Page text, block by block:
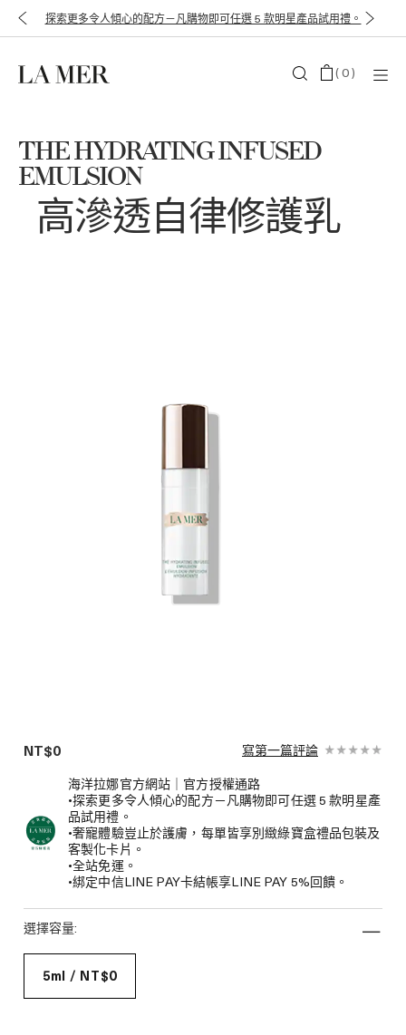
探索更多令人傾心的配方－凡購物即可任選 5 款明星產品試用禮。
(0)
THE HYDRATING INFUSED
EMULSION
高滲透自律修護乳
NT$0
寫第一篇評論
海洋拉娜官方網站｜官方授權通路
•探索更多令人傾心的配方－凡購物即可任選 5 款明星產
品試用禮。
•奢寵體驗豈止於護膚，每單皆享別緻綠寶盒禮品包裝及
客製化卡片。
•全站免運。
•綁定中信LINE PAY卡結帳享LINE PAY 5%回饋。
選擇容量:
5ml / NT$0